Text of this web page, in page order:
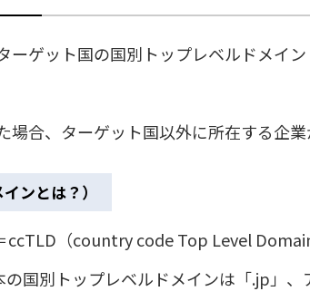
ーゲット国の国別トップレベルドメイ
場合、ターゲット国以外に所在する企
ンとは？）
ccTLD（country code Top Level
国別トップレベルドメインは「.jp」、